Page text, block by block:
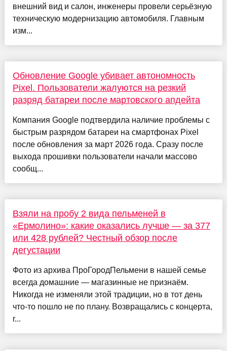
внешний вид и салон, инженеры провели серьёзную
техническую модернизацию автомобиля. Главным
изм...
Обновление Google убивает автономность
Pixel. Пользователи жалуются на резкий
разряд батареи после мартовского апдейта
Компания Google подтвердила наличие проблемы с
быстрым разрядом батареи на смартфонах Pixel
после обновления за март 2026 года. Сразу после
выхода прошивки пользователи начали массово
сообщ...
Взяли на пробу 2 вида пельменей в
«Ермолино»: какие оказались лучше — за 377
или 428 рублей? Честный обзор после
дегустации
Фото из архива ПроГородПельмени в нашей семье
всегда домашние — магазинные не признаём.
Никогда не изменяли этой традиции, но в тот день
что-то пошло не по плану. Возвращались с концерта,
г...